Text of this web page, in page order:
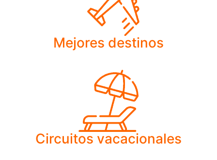
Mejores destinos
Circuitos vacacionales